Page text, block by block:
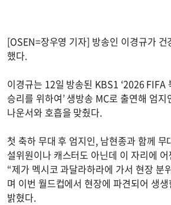
[OSEN=장우영 기자] 방송인 이경규가 건
했다.
이경규는 12일 방송된 KBS1 ‘2026 FIFA
승리를 위하여’ 생방송 MC로 출연해 엄
나운서와 호흡을 맞췄다.
첫 축하 무대 후 엄지인, 남현종과 함께 무
설위원이나 캐스터도 아닌데 이 자리에
“제가 멕시코 과달라하라에 가서 현장 분
며 이번 월드컵에서 현장에 파견되어 생
밝혔다.